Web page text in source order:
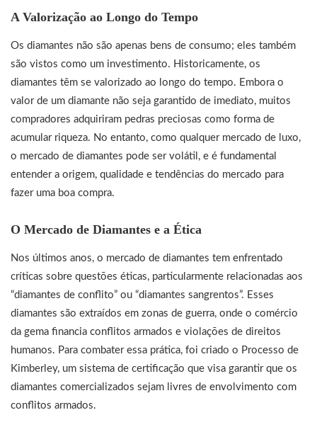
A Valorização ao Longo do Tempo
Os diamantes não são apenas bens de consumo; eles também
são vistos como um investimento. Historicamente, os
diamantes têm se valorizado ao longo do tempo. Embora o
valor de um diamante não seja garantido de imediato, muitos
compradores adquiriram pedras preciosas como forma de
acumular riqueza. No entanto, como qualquer mercado de luxo,
o mercado de diamantes pode ser volátil, e é fundamental
entender a origem, qualidade e tendências do mercado para
fazer uma boa compra.
O Mercado de Diamantes e a Ética
Nos últimos anos, o mercado de diamantes tem enfrentado
críticas sobre questões éticas, particularmente relacionadas aos
“diamantes de conflito” ou “diamantes sangrentos”. Esses
diamantes são extraídos em zonas de guerra, onde o comércio
da gema financia conflitos armados e violações de direitos
humanos. Para combater essa prática, foi criado o Processo de
Kimberley, um sistema de certificação que visa garantir que os
diamantes comercializados sejam livres de envolvimento com
conflitos armados.